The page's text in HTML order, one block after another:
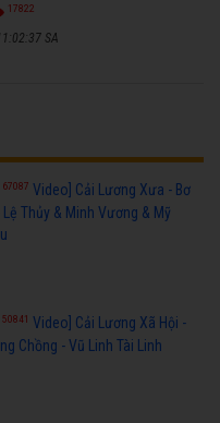
17822
SA
67087 Video] Cải Lương Xưa - Bơ
Lệ Thủy & Minh Vương & Mỹ
50841
Video] Cải Lương Xã Hội -
Chồng - Vũ Linh Tài Linh